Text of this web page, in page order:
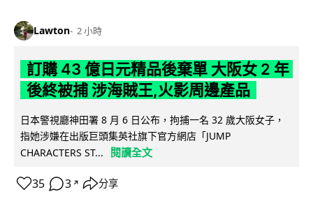
Lawton 2 小時
訂購 43 億日元精品後棄單 大阪女 2 年
後終被捕 涉海賊王,火影周邊產品
日本警視廳神田署 8 月 6 日公布，拘捕一名 32 歲大阪女子，
指她涉嫌在出版巨頭集英社旗下官方網店「JUMP
CHARACTERS ST...
閱讀全文
35 3 ↗ 分享